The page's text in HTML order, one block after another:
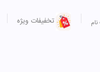
تخفیفات ویژه